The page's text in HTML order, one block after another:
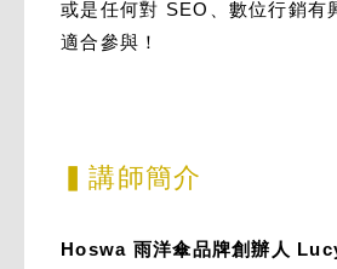
或是任何對 SEO、數位行銷有
適合參與！
▍講師簡介
Hoswa 雨洋傘品牌創辦人